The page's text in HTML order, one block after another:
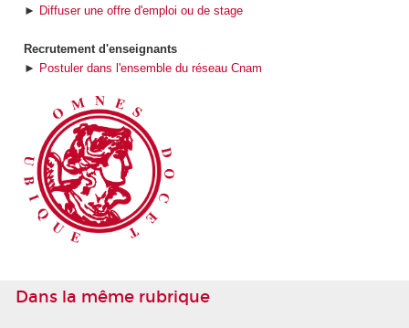
► Diffuser une offre d'emploi ou de stage
Recrutement d'enseignants
► Postuler dans l'ensemble du réseau Cnam
Dans la même rubrique